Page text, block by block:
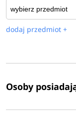
dodaj przedmiot +
Osoby